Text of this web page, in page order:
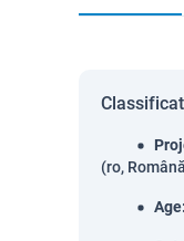
(ro,
Age: